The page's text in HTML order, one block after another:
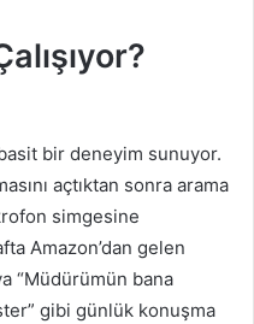
bir deneyim sunuyor.
açtıktan sonra arama
simgesine
Amazon’dan gelen
“Müdürümün bana
gibi günlük konuşma